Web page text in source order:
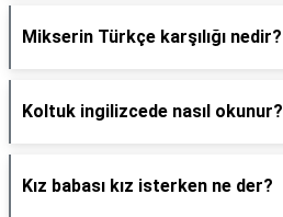
Mikserin Türkçe karşılığı nedir?
Koltuk ingilizcede nasıl okunur?
Kız babası kız isterken ne der?